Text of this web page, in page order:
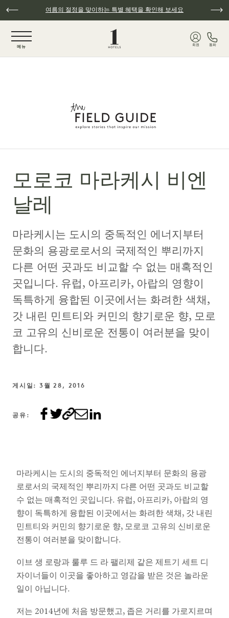
주요 콘텐츠로 건너뛰기여름의 절정을 맞이하는 특별 혜택을 확인해 보세요
메뉴
회원 통화
모로코 마라케시 비엔
날레
마라케시는 도시의 중독적인 에너지부터
문화의 용광로로서의 국제적인 뿌리까지
다른 어떤 곳과도 비교할 수 없는 매혹적인
곳입니다. 유럽, 아프리카, 아랍의 영향이
독특하게 융합된 이곳에서는 화려한 색채,
갓 내린 민트티와 커민의 향기로운 향, 모로
코 고유의 신비로운 전통이 여러분을 맞이
합니다.
게시일: 3월 28, 2016
공유:
마라케시는 도시의 중독적인 에너지부터 문화의 용광
로로서의 국제적인 뿌리까지 다른 어떤 곳과도 비교할
수 없는 매혹적인 곳입니다. 유럽, 아프리카, 아랍의 영
향이 독특하게 융합된 이곳에서는 화려한 색채, 갓 내린
민트티와 커민의 향기로운 향, 모로코 고유의 신비로운
전통이 여러분을 맞이합니다.
이브 생 로랑과 룰루 드 라 팰리제 같은 제트기 세트 디
자이너들이 이곳을 좋아하고 영감을 받은 것은 놀라운
일이 아닙니다.
저는 2014년에 처음 방문했고, 좁은 거리를 가로지르며